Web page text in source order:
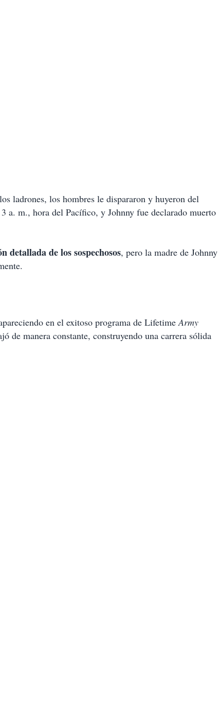
ladrones, los hombres le dispararon y huyeron del
a. m., hora del Pacífico, y Johnny fue declarado muerto
detallada de los sospechosos, pero la madre de Johnny
en el exitoso programa de LifetimeArmy
de manera constante, construyendo una carrera sólida